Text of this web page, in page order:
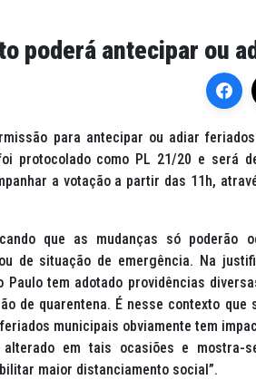
poderá antecipar ou
para antecipar ou adiar
protocolado como PL 21/20 e será
a votação a partir das 11h,
que as mudanças só poderão
de situação de emergência. Na
Paulo tem adotado providências
de quarentena. É nesse contexto que
municipais obviamente tem
em tais ocasiões e mostra-
maior distanciamento social”.